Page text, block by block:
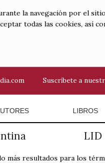
la navegación por el
todas las cookies, así
Suscríbete a
LIBROS
LID
más resultados para los